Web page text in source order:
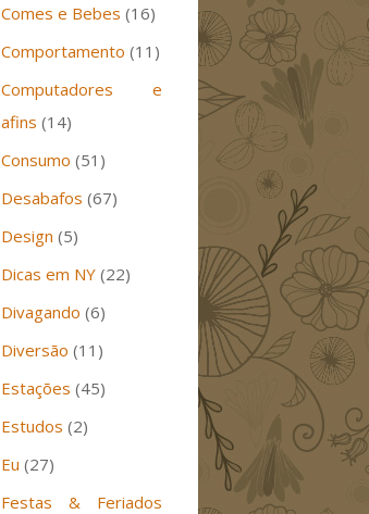
Comes e Bebes (16)
Comportamento (11)
Computadores e
afins (14)
Consumo (51)
Desabafos (67)
Design (5)
Dicas em NY (22)
Divagando (6)
Diversão (11)
Estações (45)
Estudos (2)
Eu (27)
Festas & Feriados